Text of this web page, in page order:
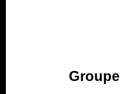
Groupe